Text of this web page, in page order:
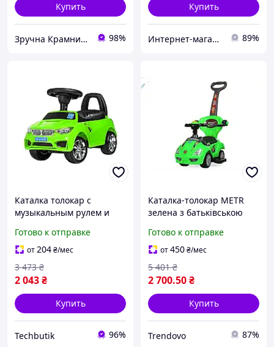
Купить
Зручна Крамниця 98%
Купить
Интернет-магазин "Маленький Гонщик" 89%
Каталка толокар с
музыкальным рулем и
зеленая BMW BT-14047
Готово к отправке
от204₴/мес
2 043₴
3 473 ₴
Купить
Techbutik 96%
Каталка-толокар METR
зелена з батьківською
кермом-пискавкою і
музикою
Готово к отправке
от450₴/мес
2 700.50₴
5 401 ₴
Купить
Trendovo 87%